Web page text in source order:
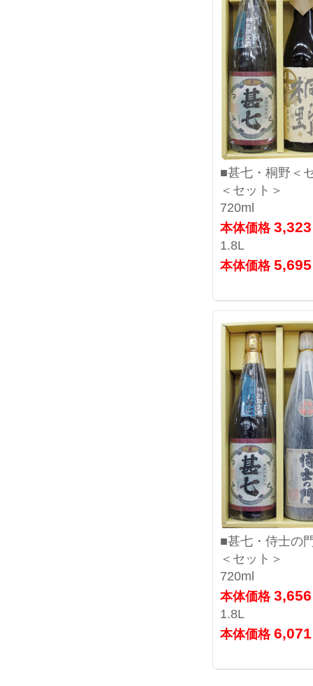
■甚七・桐野＜
＜セット＞
720ml
本体価格
1.8L
本体価格
■甚七・侍士の
＜セット＞
720ml
本体価格
1.8L
本体価格